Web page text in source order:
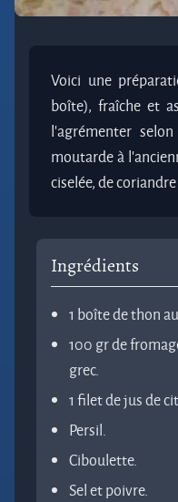
Voici une
boîte), fraîche et
l'agrémenter
moutarde à
ciselée, de
Ingrédients
1 boîte de thon
100 gr de
grec.
1 filet de jus de
Persil.
Ciboulette.
Sel et poivre.